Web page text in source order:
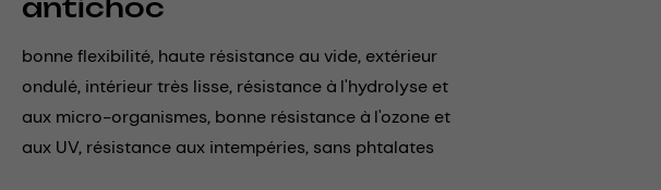
antichoc
bonne flexibilité, haute résistance au vide, extérieur
ondulé, intérieur très lisse, résistance à l'hydrolyse et
aux micro-organismes, bonne résistance à l'ozone et
aux UV, résistance aux intempéries, sans phtalates